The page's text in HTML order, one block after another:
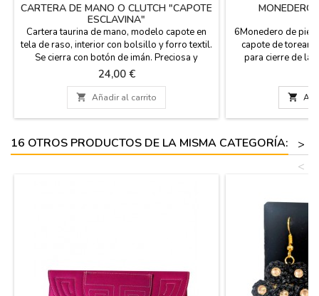
CARTERA DE MANO O CLUTCH "CAPOTE
ESCLAVINA"
Cartera taurina de mano, modelo capote en
tela de raso, interior con bolsillo y forro textil.
Se cierra con botón de imán. Preciosa y
elegante cartera para ir de fiesta y por
supuesto, a los toros. Fácil limpieza con agua
o espuma seca. Hecha en España. Medidas:
27 x 14 x 2 cm
Precio
24,00 €
 Añadir al carrito
MONEDERO
6Monedero de piel
capote de torear,
para cierre de la
tus monedas en
ancho x 7 cm de

16 OTROS PRODUCTOS DE LA MISMA CATEGORÍA:
>
<